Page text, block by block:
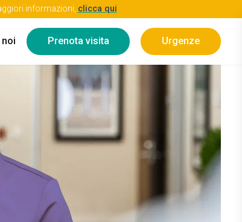
informazioni, clicca qui
noi Prenota visita Urgenze